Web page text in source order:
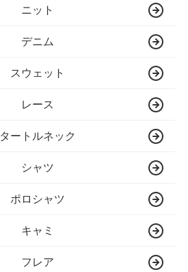
ニット
デニム
スウェット
レース
タートルネック
シャツ
ポロシャツ
キャミ
フレア